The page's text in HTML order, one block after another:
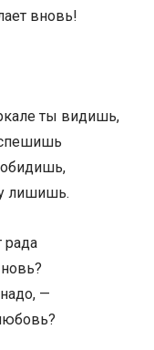
вновь!
ты видишь,
—